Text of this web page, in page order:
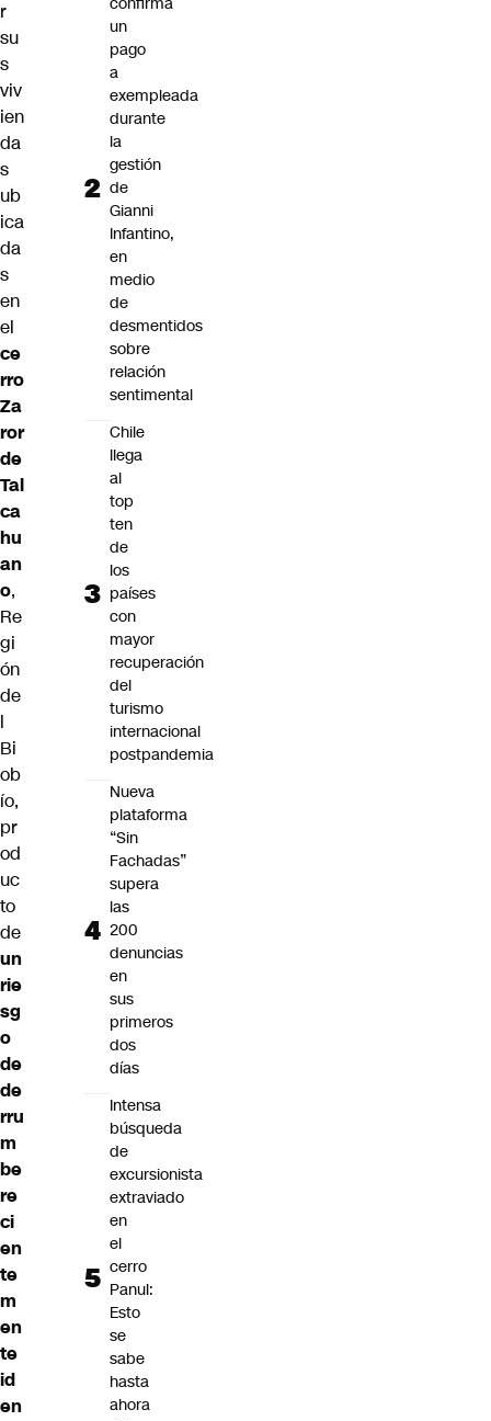
r
su
s
viv
ien
da
s
ub
ica
da
s
en
el
ce
rro
Za
ror
de
Tal
ca
hu
an
o,
Re
gi
ón
de
l
Bi
ob
ío,
pr
od
uc
to
de
un
rie
sg
o
de
de
rru
m
be
re
ci
en
te
m
en
te
id
en
un
pago
a
exempleada
durante
la
gestión
de
Gianni
Infantino,
en
medio
de
desmentidos
sobre
relación
sentimental
Chile
llega
al
top
ten
de
los
países
con
mayor
recuperación
del
turismo
internacional
postpandemia
Nueva
plataforma
“Sin
Fachadas”
supera
las
200
denuncias
en
sus
primeros
dos
días
Intensa
búsqueda
de
excursionista
extraviado
en
el
cerro
Panul:
Esto
se
sabe
hasta
ahora